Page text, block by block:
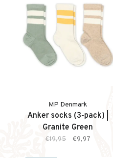
MP Denmark
Anker socks (3-pack) |
Granite Green
€19,95 €9,97